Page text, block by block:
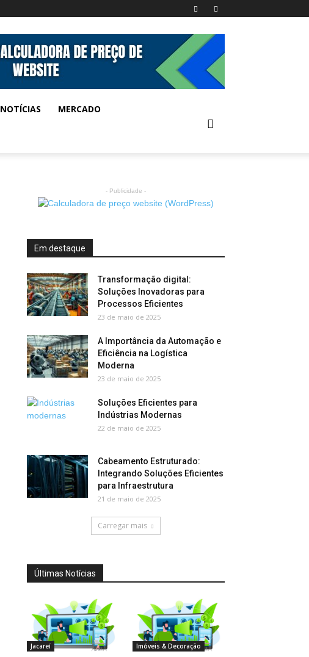
NOTÍCIAS MERCADO
- Publicidade -
Em destaque
Transformação digital:
Soluções Inovadoras para
Processos Eficientes
23 de maio de 2025
A Importância da Automação e
Eficiência na Logística
Moderna
23 de maio de 2025
Soluções Eficientes para
Indústrias Modernas
22 de maio de 2025
Cabeamento Estruturado:
Integrando Soluções Eficientes
para Infraestrutura
21 de maio de 2025
Carregar mais
Últimas Notícias
Jacareí Imóveis & Decoração